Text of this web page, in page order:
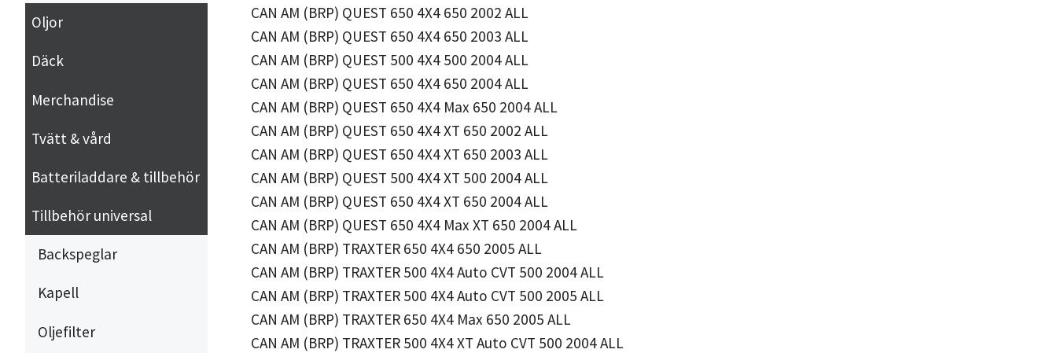
Oljor
Däck
Merchandise
Tvätt & vård
Batteriladdare & tillbehör
Tillbehör universal
Backspeglar
Kapell
Oljefilter
CAN AM (BRP) QUEST 650 4X4 650 2002 ALL
CAN AM (BRP) QUEST 650 4X4 650 2003 ALL
CAN AM (BRP) QUEST 500 4X4 500 2004 ALL
CAN AM (BRP) QUEST 650 4X4 650 2004 ALL
CAN AM (BRP) QUEST 650 4X4 Max 650 2004 ALL
CAN AM (BRP) QUEST 650 4X4 XT 650 2002 ALL
CAN AM (BRP) QUEST 650 4X4 XT 650 2003 ALL
CAN AM (BRP) QUEST 500 4X4 XT 500 2004 ALL
CAN AM (BRP) QUEST 650 4X4 XT 650 2004 ALL
CAN AM (BRP) QUEST 650 4X4 Max XT 650 2004 ALL
CAN AM (BRP) TRAXTER 650 4X4 650 2005 ALL
CAN AM (BRP) TRAXTER 500 4X4 Auto CVT 500 2004 ALL
CAN AM (BRP) TRAXTER 500 4X4 Auto CVT 500 2005 ALL
CAN AM (BRP) TRAXTER 650 4X4 Max 650 2005 ALL
CAN AM (BRP) TRAXTER 500 4X4 XT Auto CVT 500 2004 ALL